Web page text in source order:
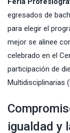
egresados de
para elegir el
mejor se alinee
celebrado en el
participación de
Multidisciplinarias
igualdad y